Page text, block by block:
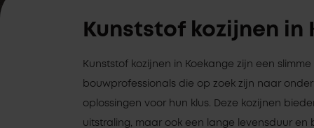
Kunststof kozijnen in
Kunststof kozijnen in Koekange zijn een slimme
bouwprofessionals die op zoek zijn naar
oplossingen voor hun klus. Deze kozijnen
uitstraling, maar ook een lange levensduur en